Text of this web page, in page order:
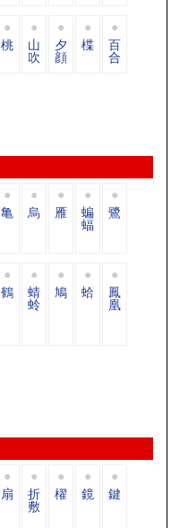
桃 山
吹
夕
顔
楪 百
合
亀 烏 雁 蝙
蝠
鷺
鶴 蜻
蛉
鳩 蛤 鳳
凰
扇 折
敷
櫂 鏡 鍵